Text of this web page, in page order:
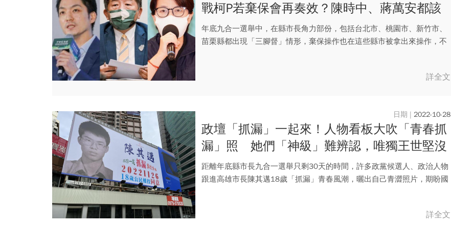
戰柯P若棄保會再奏效？陳時中、蔣萬安都該
警覺
年底九合一選舉中，在縣市長角力部份，包括台北市、桃園市、新竹市、
苗栗縣都出現「三腳督」情形，棄保操作也在這些縣市被拿出來操作，不
詳全文
2022-10-28
政壇「抓漏」一起來！人物看板大吹「青春抓
漏」照 她們「神級」難辨認，唯獨王世堅沒
變羞回：這是我的初心
距離年底縣市長九合一選舉只剩30天的時間，許多政黨候選人、政治人物
跟進高雄市長陳其邁18歲「抓漏」青春風潮，曬出自己青澀照片，期盼國
詳全文